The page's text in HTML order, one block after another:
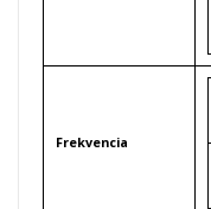
Frekvencia